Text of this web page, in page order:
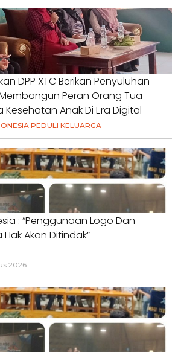
DPP XTC Berikan Penyuluhan
Peran Orang Tua
Anak Di Era Digital
PEDULI KELUARGA
: “Penggunaan Logo Dan
Akan Ditindak”
2026